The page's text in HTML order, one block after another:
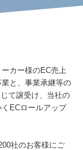
カー様のEC売上
と、事業承継等の
て譲受け、当社の
ECロールアップ
社のお客様にご